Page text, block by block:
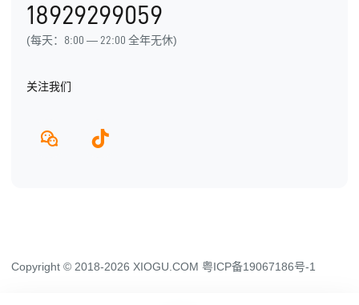
产品动态
18929299059
(每天：8:00 — 22:00 全年无休)
关注我们
Copyright © 2018-2026 XIOGU.COM 粤ICP备19067186号-1